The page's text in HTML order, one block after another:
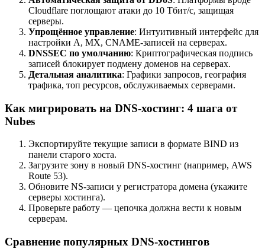
Cloudflare поглощают атаки до 10 Тбит/с, защищая
серверы.
Упрощённое управление: Интуитивный интерфейс для
настройки A, MX, CNAME-записей на серверах.
DNSSEC по умолчанию: Криптографическая подпись
записей блокирует подмену доменов на серверах.
Детальная аналитика: Графики запросов, география
трафика, топ ресурсов, обслуживаемых серверами.
Как мигрировать на DNS-хостинг: 4 шага от
Nubes
Экспортируйте текущие записи в формате BIND из
панели старого хоста.
Загрузите зону в новый DNS-хостинг (например, AWS
Route 53).
Обновите NS-записи у регистратора домена (укажите
серверы хостинга).
Проверьте работу — цепочка должна вести к новым
серверам.
Сравнение популярных DNS-хостингов